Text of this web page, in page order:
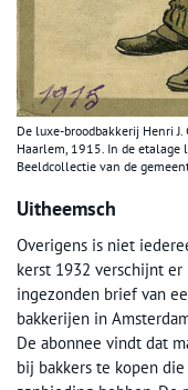
De luxe-broodbakkerij Henri
Haarlem, 1915. In de etalage
Beeldcollectie van de
Uitheemsch
Overigens is niet
kerst 1932 verschijnt
ingezonden brief van
bakkerijen in
De abonnee vindt dat
bij bakkers te kopen